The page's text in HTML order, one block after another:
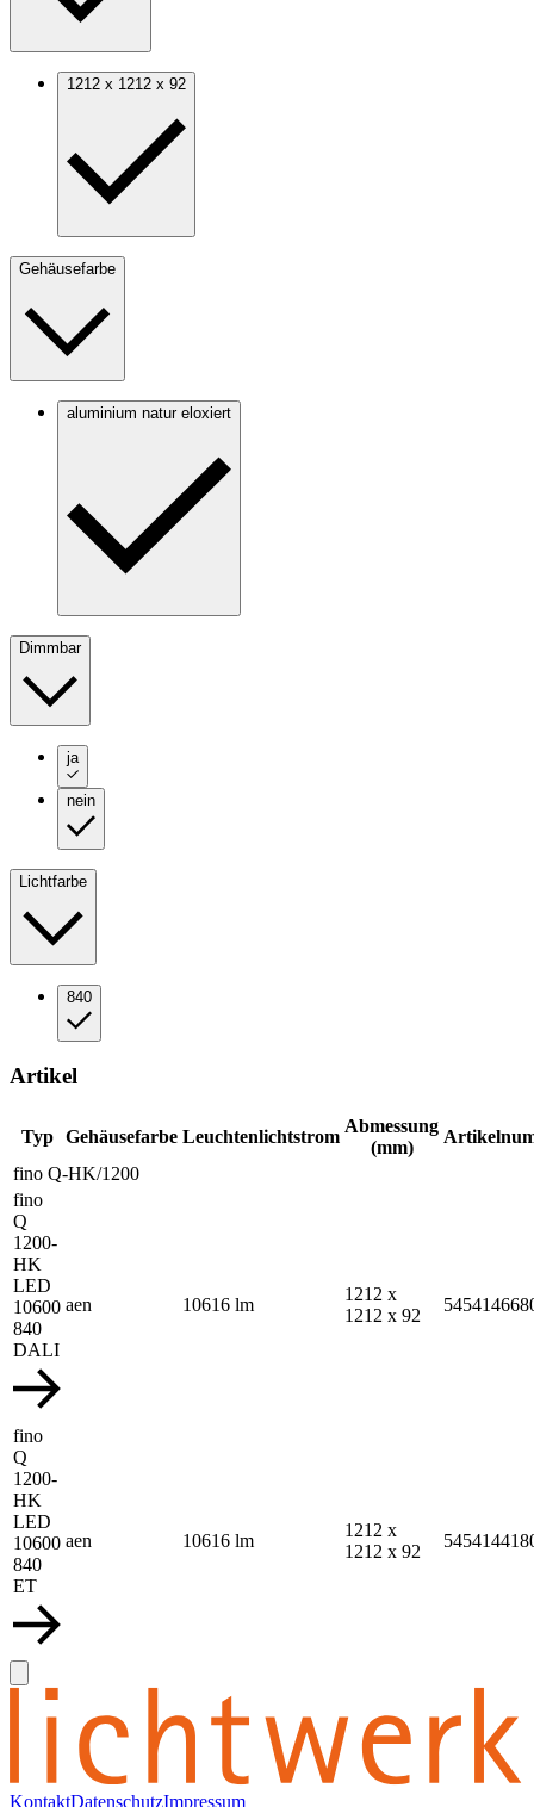
1212 x 1212 x 92
Gehäusefarbe
aluminium natur eloxiert
Dimmbar
ja
nein
Lichtfarbe
840
Artikel
Typ Gehäusefarbe Leuchtenlichtstrom
Abmessung
(mm)
fino Q-HK/1200
fino
Q
1200-
HK
LED
10600
840
DALI
aen 10616 lm
1212 x
1212 x 92
fino
Q
1200-
HK
LED
10600
840
ET
aen 10616 lm
1212 x
1212 x 92
KontaktDatenschutzImpressum